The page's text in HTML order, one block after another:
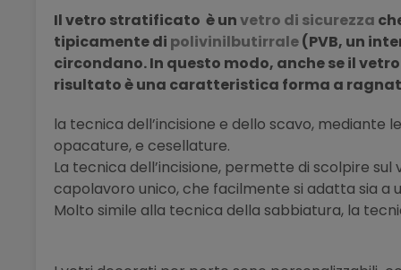
Il vetro stratificato è unvetro di sicurezza
tipicamentedi polivinilbutirrale(PVB, un
circondano. In questo modo, anche se il
risultato è una caratteristica forma a
la tecnica dell’incisione e dello scavo, mediante
opacature, e cesellature.
La tecnica dell’incisione, permette di scolpire
capolavoro unico, che facilmente si adatta sia a
Molto simile alla tecnica della sabbiatura, la